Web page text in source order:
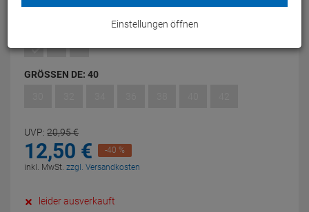
BLACK/WHITE
GRÖSSEN DE: 40
UVP: 20,95€
12,50 €
-40 %
inkl. MwSt. zzgl. Versandkosten
leider ausverkauft
Einstellungen öffnen